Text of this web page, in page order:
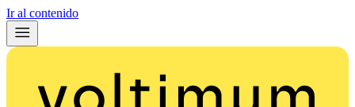
Ir al contenido